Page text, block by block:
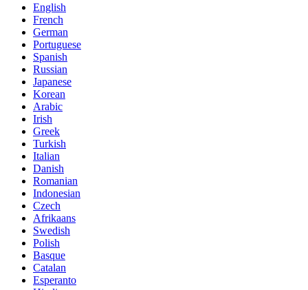
English
French
German
Portuguese
Spanish
Russian
Japanese
Korean
Arabic
Irish
Greek
Turkish
Italian
Danish
Romanian
Indonesian
Czech
Afrikaans
Swedish
Polish
Basque
Catalan
Esperanto